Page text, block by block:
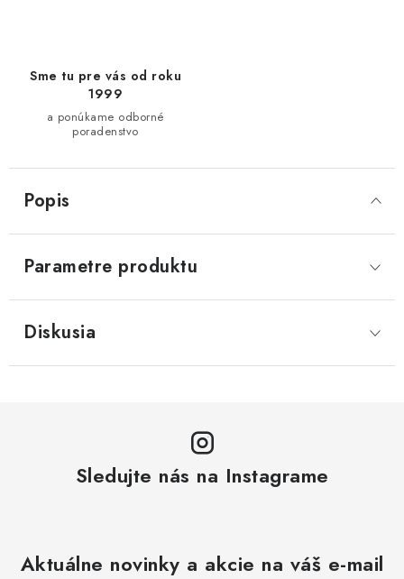
Sme tu pre vás od roku
1999
a ponúkame odborné
poradenstvo
Popis
Parametre produktu
Diskusia
Sledujte nás na Instagrame
Aktuálne novinky a akcie na váš e-mail